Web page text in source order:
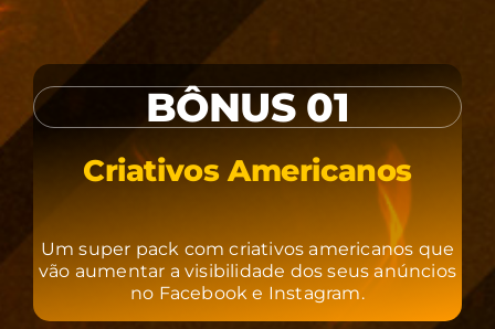
BÔNUS 01
Criativos Americanos
Um super pack com criativos americanos que
vão aumentar a visibilidade dos seus anúncios
no Facebook e Instagram.